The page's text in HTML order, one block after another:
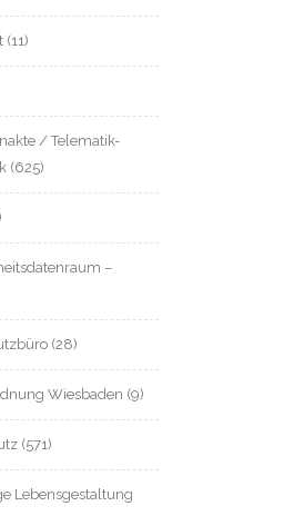
(11)
/ Telematik-
(625)
–
(28)
Wiesbaden (9)
(571)
Lebensgestaltung